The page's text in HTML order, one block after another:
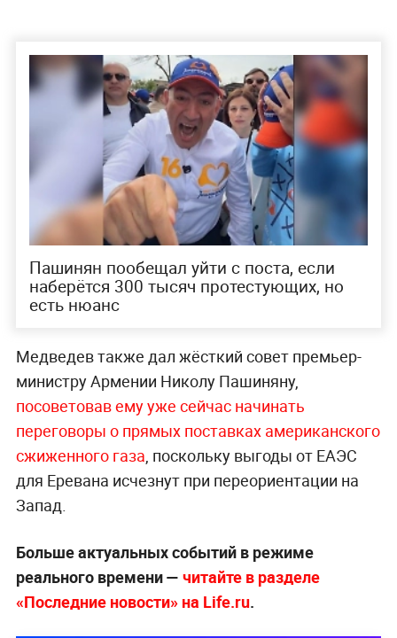
Пашинян пообещал уйти с поста, если
наберётся 300 тысяч протестующих, но
есть нюанс
Медведев также дал жёсткий совет премьер-
министру Армении Николу Пашиняну,
посоветовав ему уже сейчас начинать
переговоры о прямых поставках американского
сжиженного газа, поскольку выгоды от ЕАЭС
для Еревана исчезнут при переориентации на
Запад.
Больше актуальных событий в режиме
реального времени — читайте в разделе
«Последние новости» на Life.ru.